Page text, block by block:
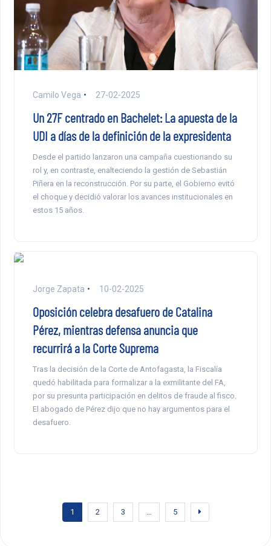
Camilo Vega 27-02-2025
Un 27F centrado en Bachelet: La apuesta de la
UDI a días de la definición de la expresidenta
Desde el partido lanzaron una campaña cuestionando su
rol y, en contraste, enalteciendo la gestión de Sebastián
Piñera en la reconstrucción. Por su parte, el Gobierno evitó
el choque y decidió valorar los avances institucionales en
estos 15 años.
Jorge Zapata 10-02-2025
Oposición celebra desafuero de Catalina
Pérez, mientras defensa anuncia que
recurrirá a la Corte Suprema
Tras la decisión de la Corte de Antofagasta, la Fiscalía
quedó habilitada para formalizar a la exmilitante del FA,
por su presunta participación en delitos de fraude al fisco.
El abogado de Pérez dijo que no hay argumentos para el
desafuero.
1 2 3 5